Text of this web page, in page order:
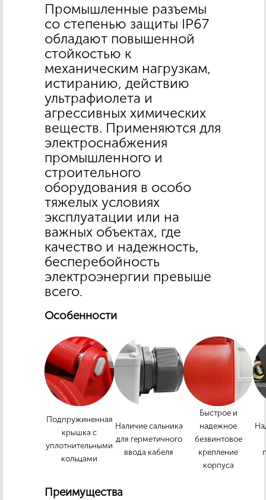
Промышленные разъемы
со степенью защиты IP67
обладают повышенной
стойкостью к
механическим нагрузкам,
истиранию, действию
ультрафиолета и
агрессивных химических
веществ. Применяются для
электроснабжения
промышленного и
строительного
оборудования в особо
тяжелых условиях
эксплуатации или на
важных объектах, где
качество и надежность,
бесперебойность
электроэнергии превыше
всего.
Особенности
Подпружиненная
крышка с
уплотнительными
кольцами
Наличие сальника
для герметичного
ввода кабеля
Быстрое и
надежное
безвинтовое
крепление
корпуса
Преимущества